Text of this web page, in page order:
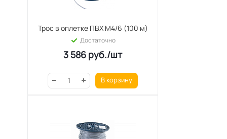
Трос в оплетке ПВХ М4/6 (100 м)
Достаточно
3 586 руб./шт
В корзину